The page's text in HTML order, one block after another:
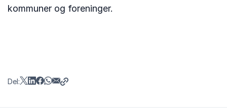
kommuner og foreninger.
Del: